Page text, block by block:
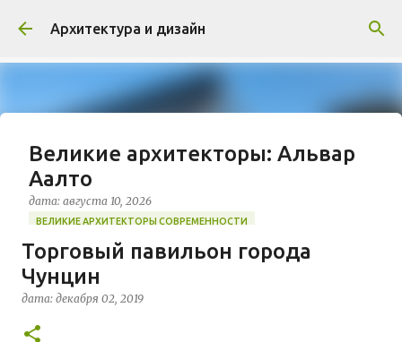
К основному контенту
Архитектура и дизайн
Великие архитекторы: Альвар
Аалто
дата: августа 10, 2026
ВЕЛИКИЕ АРХИТЕКТОРЫ СОВРЕМЕННОСТИ
https://www.archdaily.com/326424/happy-115th-
birthday-alvar-aalto Алвар Аалто (1898–1976) по
праву считается знаковой фигурой модернизма
Финляндии. Его творческий метод отличался
Торговый павильон города
Чунцин
дата: декабря 02, 2019